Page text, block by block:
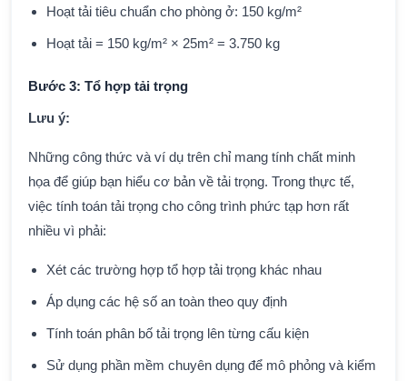
Hoạt tải tiêu chuẩn cho phòng ở: 150 kg/m²
Hoạt tải = 150 kg/m² × 25m² = 3.750 kg
Bước 3: Tổ hợp tải trọng
Lưu ý:
Những công thức và ví dụ trên chỉ mang tính chất minh
họa để giúp bạn hiểu cơ bản về tải trọng. Trong thực tế,
việc tính toán tải trọng cho công trình phức tạp hơn rất
nhiều vì phải:
Xét các trường hợp tổ hợp tải trọng khác nhau
Áp dụng các hệ số an toàn theo quy định
Tính toán phân bố tải trọng lên từng cấu kiện
Sử dụng phần mềm chuyên dụng để mô phỏng và kiểm